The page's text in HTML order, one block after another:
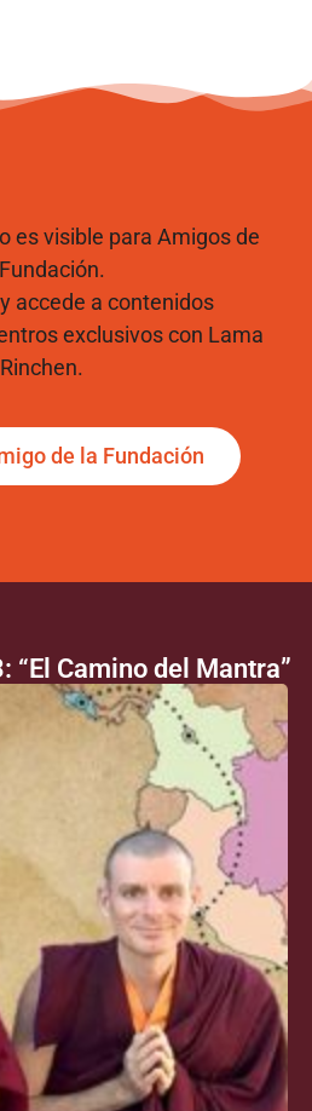
es visible para Amigos de
accede a contenidos
exclusivos con Lama
Rinchen.
de la Fundación
“El Camino del Mantra”